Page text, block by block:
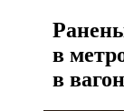
в
в вагон